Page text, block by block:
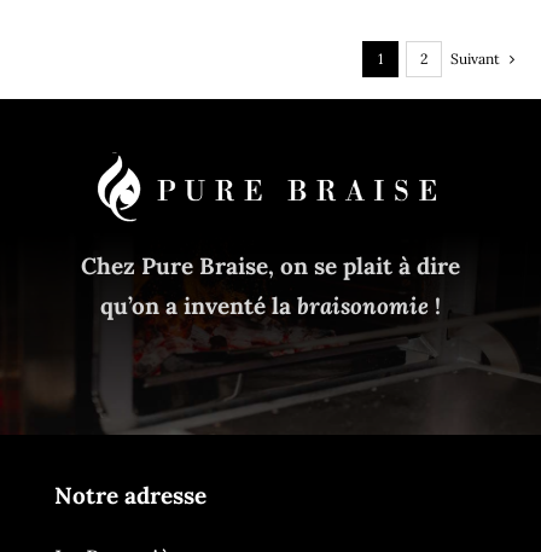
1 2 Suivant
Chez Pure Braise, on se plait à dire
qu’on a inventé la braisonomie !
Notre adresse